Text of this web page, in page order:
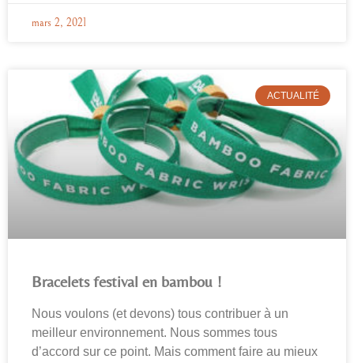
mars 2, 2021
ACTUALITÉ
Bracelets festival en bambou !
Nous voulons (et devons) tous contribuer à un
meilleur environnement. Nous sommes tous
d’accord sur ce point. Mais comment faire au mieux